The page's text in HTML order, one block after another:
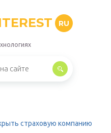
RU
страховую компанию